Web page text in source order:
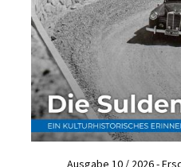
Ausgabe 10 / 2026 -